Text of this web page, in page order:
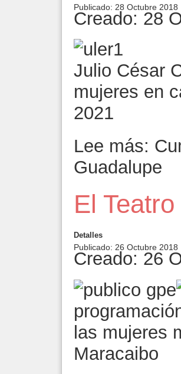
Publicado: 28 Octubre 2018
Creado: 28
Julio César
mujeres en
2021
Lee más:
Guadalupe
El
Detalles
Publicado: 26 Octubre 2018
Creado: 26
las mujeres
Maracaibo